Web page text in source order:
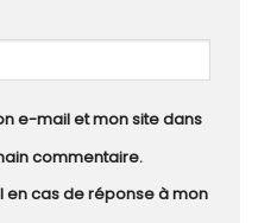
e-mail et mon site dans
commentaire.
cas de réponse à mon